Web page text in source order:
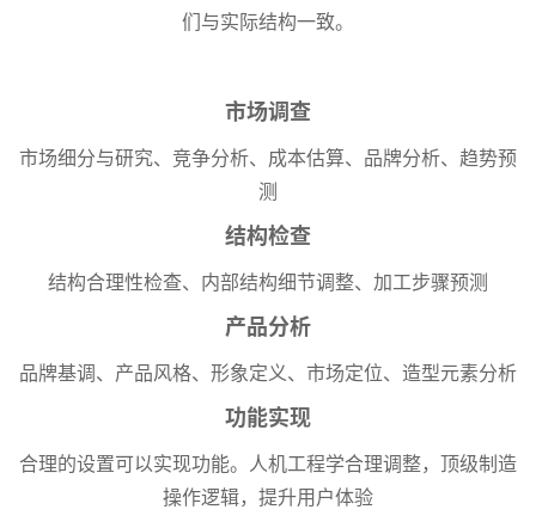
们与实际结构一致。
市场调查
市场细分与研究、竞争分析、成本估算、品牌分析、趋势预
测
结构检查
结构合理性检查、内部结构细节调整、加工步骤预测
产品分析
品牌基调、产品风格、形象定义、市场定位、造型元素分析
功能实现
合理的设置可以实现功能。人机工程学合理调整，顶级制造
操作逻辑，提升用户体验